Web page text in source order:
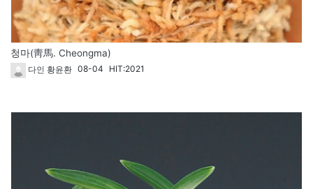
청마(靑馬. Cheongma)
다인 황윤환 08-04 HIT:2021